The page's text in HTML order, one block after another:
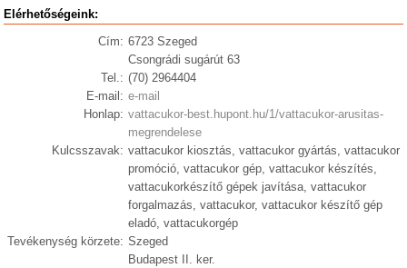
Elérhetőségeink:
Cím: 6723 Szeged
Csongrádi sugárút 63
Tel.: (70) 2964404
E-mail: e-mail
Honlap: vattacukor-best.hupont.hu/1/vattacukor-arusitas-
megrendelese
Kulcsszavak: vattacukor kiosztás, vattacukor gyártás, vattacukor
promóció, vattacukor gép, vattacukor készítés,
vattacukorkészítő gépek javítása, vattacukor
forgalmazás, vattacukor, vattacukor készítő gép
eladó, vattacukorgép
Tevékenység körzete: Szeged
Budapest II. ker.